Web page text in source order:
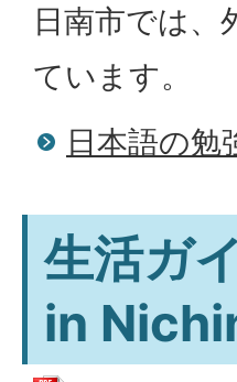
日南市では、
ています。
日本語の勉
生活ガ
in